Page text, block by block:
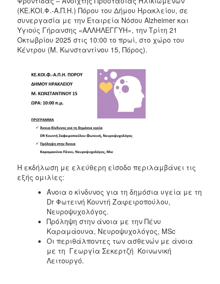
(ΚΕ.ΚΟΙ.Φ.-Α.Π.Η.) Πόρου του Δήμου Ηρακλείου, σε
συνεργασία με την Εταιρεία Νόσου Alzheimer και
Υγιούς Γήρανσης «ΑΛΛΗΛΕΓΓΥΗ», την Τρίτη 21
Οκτωβρίου 2025 στις 10:00 το πρωί, στο χώρο του
Κέντρου (Μ. Κωνσταντίνου 15, Πόρος).
Η εκδήλωση με ελεύθερη είσοδο περιλαμβάνει τις
εξής ομιλίες:
Άνοια ο κίνδυνος για τη δημόσια υγεία με τη
Dr Φωτεινή Κουντή Ζαφειροπούλου,
Πρόληψη στην άνοια με την Πένυ
Καραμάουνα, Νευροψυχολόγος, MSc
Οι περιθάλποντες των ασθενών με άνοια
με τη Γεωργία Σεκερτζή Κοινωνική
Λειτουργό.